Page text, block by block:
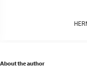
About the author